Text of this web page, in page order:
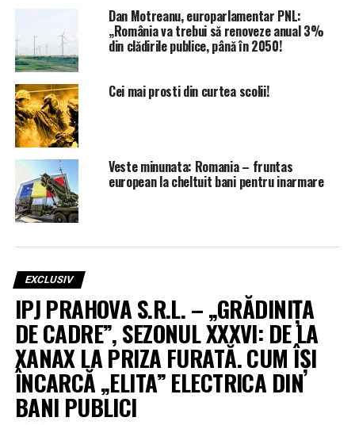
Dan Motreanu, europarlamentar PNL:
„România va trebui să renoveze anual 3%
din clădirile publice, până în 2050!
Cei mai prosti din curtea scolii!
Veste minunata: Romania – fruntas
european la cheltuit bani pentru inarmare
EXCLUSIV
IPJ PRAHOVA S.R.L. – „GRĂDINIȚA
DE CADRE”, SEZONUL XXXVI: DE LA
XANAX LA PRIZA FURATĂ. CUM ÎȘI
ÎNCARCĂ „ELITA” ELECTRICA DIN
BANI PUBLICI